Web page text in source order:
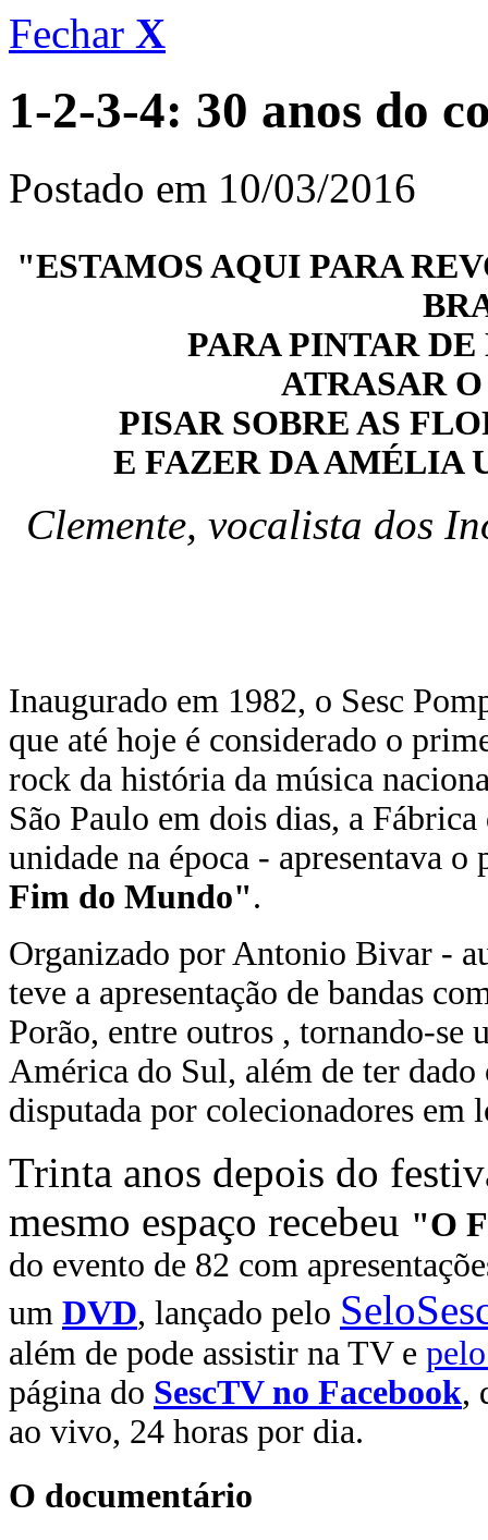
Fechar X
1-2-3-4: 30 anos do
Postado em 10/03/2016
"ESTAMOS AQUI PARA
PARA PINTAR DE
ATRASAR
PISAR SOBRE AS
E FAZER DA AMÉLIA
Clemente, vocalista dos
Inaugurado em 1982, o Sesc
que até hoje é considerado o
rock da história da música
São Paulo em dois dias, a
unidade na época - apresentava o
Fim do Mundo".
Organizado por Antonio Bivar -
teve a apresentação de bandas
Porão, entre outros , tornando-se
América do Sul, além de ter
disputada por colecionadores em
Trinta anos depois do
mesmo espaço recebeu "O
do evento de 82 com
um DVD, lançado pelo
além de pode assistir na TV e
página do SescTV no Facebook,
ao vivo, 24 horas por dia.
O documentário